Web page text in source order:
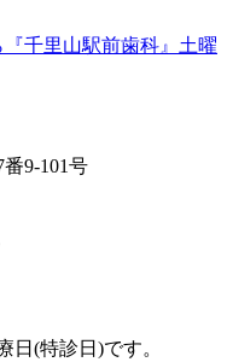
9-101号
(特診日)です。